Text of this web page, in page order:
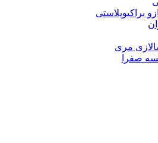
براکیوپلاستی
مری
صفرا